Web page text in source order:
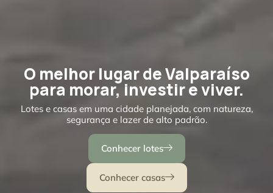
O melhor lugar de Valparaíso
para morar, investir e viver.
Lotes e casas em uma cidade planejada, com natureza,
segurança e lazer de alto padrão.
Conhecer lotes
Conhecer casas